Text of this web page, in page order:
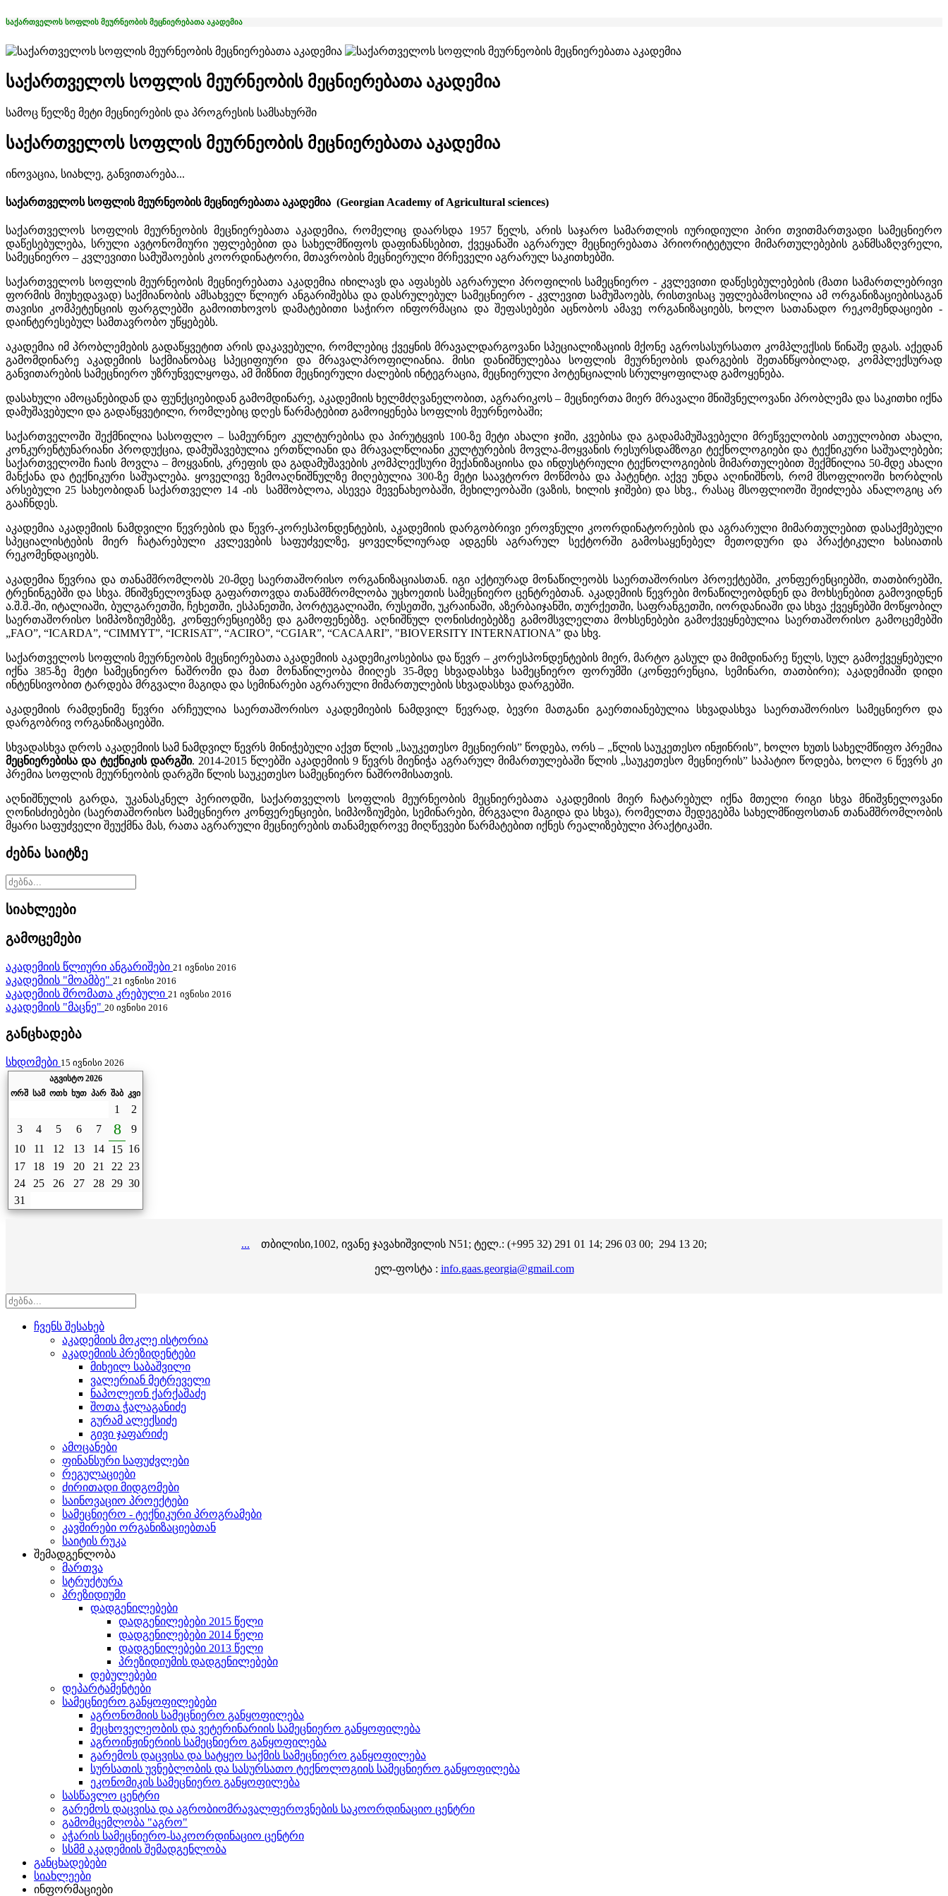
საქართველოს სოფლის მეურნეობის მეცნიერებათა აკადემია
საქართველოს სოფლის მეურნეობის მეცნიერებათა აკადემია
სამოც წელზე მეტი მეცნიერების და პროგრესის სამსახურში
საქართველოს სოფლის მეურნეობის მეცნიერებათა აკადემია
ინოვაცია, სიახლე, განვითარება...
საქართველოს სოფლის მეურნეობის მეცნიერებათა აკადემია (Georgian Academy of Agricultural sciences)
საქართველოს სოფლის მეურნეობის მეცნიერებათა აკადემია, რომელიც დაარსდა 1957 წელს, არის საჯარო სამართლის იურიდიული პირი თვითმართვადი სამეცნიერო
დაწესებულება, სრული ავტონომიური უფლებებით და სახელმწიფოს დაფინანსებით, ქვეყანაში აგრარულ მეცნიერებათა პრიორიტეტული მიმართულებების განმსაზღვრელი,
სამეცნიერო – კვლევითი სამუშაოების კოორდინატორი, მთავრობის მეცნიერული მრჩეველი აგრარულ საკითხებში.
საქართველოს სოფლის მეურნეობის მეცნიერებათა აკადემია იხილავს და აფასებს აგრარული პროფილის სამეცნიერო - კვლევითი დაწესებულებების (მათი სამართლებრივი
ფორმის მიუხედავად) საქმიანობის ამსახველ წლიურ ანგარიშებსა და დასრულებულ სამეცნიერო - კვლევით სამუშაოებს, რისთვისაც უფლებამოსილია ამ ორგანიზაციებისაგან
თავისი კომპეტენციის ფარგლებში გამოითხოვოს დამატებითი საჭირო ინფორმაცია და შეფასებები აცნობოს ამავე ორგანიზაციებს, ხოლო სათანადო რეკომენდაციები -
დაინტერესებულ სამთავრობო უწყებებს.
აკადემია იმ პრობლემების გადაწყვეტით არის დაკავებული, რომლებიც ქვეყნის მრავალდარგოვანი სპეციალიზაციის მქონე აგროსასურსათო კომპლექსის წინაშე დგას. აქედან
გამომდინარე აკადემიის საქმიანობაც სპეციფიური და მრავალპროფილიანია. მისი დანიშნულებაა სოფლის მეურნეობის დარგების შეთანწყობილად, კომპლექსურად
განვითარების სამეცნიერო უზრუნველყოფა, ამ მიზნით მეცნიერული ძალების ინტეგრაცია, მეცნიერული პოტენციალის სრულყოფილად გამოყენება.
დასახული ამოცანებიდან და ფუნქციებიდან გამომდინარე, აკადემიის ხელმძღვანელობით, აგრარიკოს – მეცნიერთა მიერ მრავალი მნიშვნელოვანი პრობლემა და საკითხი იქნა
დამუშავებული და გადაწყვეტილი, რომლებიც დღეს წარმატებით გამოიყენება სოფლის მეურნეობაში;
საქართველოში შექმნილია სასოფლო – სამეურნეო კულტურებისა და პირუტყვის 100-ზე მეტი ახალი ჯიში, კვებისა და გადამამუშავებელი მრეწველობის ათეულობით ახალი,
კონკურენტუნარიანი პროდუქცია, დამუშავებულია ერთწლიანი და მრავალწლიანი კულტურების მოვლა-მოყვანის რესურსდამზოგი ტექნოლოგიები და ტექნიკური საშუალებები;
საქართველოში ჩაის მოვლა – მოყვანის, კრეფის და გადამუშავების კომპლექსური მექანიზაციისა და ინდუსტრიული ტექნოლოგიების მიმართულებით შექმნილია 50-მდე ახალი
მანქანა და ტექნიკური საშუალება. ყოველივე ზემოაღნიშნულზე მიღებულია 300-ზე მეტი საავტორო მოწმობა და პატენტი. აქვე უნდა აღინიშნოს, რომ მსოფლიოში ხორბლის
არსებული 25 სახეობიდან საქართველო 14 -ის სამშობლოა, ასევეა მევენახეობაში, მეხილეობაში (ვაზის, ხილის ჯიშები) და სხვ., რასაც მსოფლიოში შეიძლება ანალოგიც არ
გააჩნდეს.
აკადემია აკადემიის ნამდვილი წევრების და წევრ-კორესპონდენტების, აკადემიის დარგობრივი ეროვნული კოორდინატორების და აგრარული მიმართულებით დასაქმებული
სპეციალისტების მიერ ჩატარებული კვლევების საფუძველზე, ყოველწლიურად ადგენს აგრარულ სექტორში გამოსაყენებელ მეთოდური და პრაქტიკული ხასიათის
რეკომენდაციებს.
აკადემია წევრია და თანამშრომლობს 20-მდე საერთაშორისო ორგანიზაციასთან. იგი აქტიურად მონაწილეობს საერთაშორისო პროექტებში, კონფერენციებში, თათბირებში,
ტრენინგებში და სხვა. მნიშვნელოვნად გაფართოვდა თანამშრომლობა უცხოეთის სამეცნიერო ცენტრებთან. აკადემიის წევრები მონაწილეობდნენ და მოხსენებით გამოვიდნენ
ა.შ.შ.-ში, იტალიაში, ბულგარეთში, ჩეხეთში, ესპანეთში, პორტუგალიაში, რუსეთში, უკრაინაში, აზერბაიჯანში, თურქეთში, საფრანგეთში, იორდანიაში და სხვა ქვეყნებში მოწყობილ
საერთაშორისო სიმპოზიუმებზე, კონფერენციებზე და გამოფენებზე. აღნიშნულ ღონისძიებებზე გამომსვლელთა მოხსენებები გამოქვეყნებულია საერთაშორისო გამოცემებში
„FAO”, “ICARDA”, “CIMMYT”, “ICRISAT”, “ACIRO”, “CGIAR”, “CACAARI”, "BIOVERSITY INTERNATIONA” და სხვ.
საქართველოს სოფლის მეურნეობის მეცნიერებათა აკადემიის აკადემიკოსებისა და წევრ – კორესპონდენტების მიერ, მარტო გასულ და მიმდინარე წელს, სულ გამოქვეყნებული
იქნა 385-ზე მეტი სამეცნიერო ნაშრომი და მათ მონაწილეობა მიიღეს 35-მდე სხვადასხვა სამეცნიერო ფორუმში (კონფერენცია, სემინარი, თათბირი); აკადემიაში დიდი
ინტენსივობით ტარდება მრგვალი მაგიდა და სემინარები აგრარული მიმართულების სხვადასხვა დარგებში.
აკადემიის რამდენიმე წევრი არჩეულია საერთაშორისო აკადემიების ნამდვილ წევრად, ბევრი მათგანი გაერთიანებულია სხვადასხვა საერთაშორისო სამეცნიერო და
დარგობრივ ორგანიზაციებში.
სხვადასხვა დროს აკადემიის სამ ნამდვილ წევრს მინიჭებული აქვთ წლის „საუკეთესო მეცნიერის” წოდება, ორს – „წლის საუკეთესო ინჟინრის”, ხოლო ხუთს სახელმწიფო პრემია
მეცნიერებისა და ტექნიკის დარგში. 2014-2015 წლებში აკადემიის 9 წევრს მიენიჭა აგრარულ მიმართულებაში წლის „საუკეთესო მეცნიერის” საპატიო წოდება, ხოლო 6 წევრს კი
პრემია სოფლის მეურნეობის დარგში წლის საუკეთესო სამეცნიერო ნაშრომისათვის.
აღნიშნულის გარდა, უკანასკნელ პერიოდში, საქართველოს სოფლის მეურნეობის მეცნიერებათა აკადემიის მიერ ჩატარებულ იქნა მთელი რიგი სხვა მნიშვნელოვანი
ღონისძიებები (საერთაშორისო სამეცნიერო კონფერენციები, სიმპოზიუმები, სემინარები, მრგვალი მაგიდა და სხვა), რომელთა შედეგებმა სახელმწიფოსთან თანამშრომლობის
მყარი საფუძველი შეუქმნა მას, რათა აგრარული მეცნიერების თანამედროვე მიღწევები წარმატებით იქნეს რეალიზებული პრაქტიკაში.
ძებნა საიტზე
სიახლეები
გამოცემები
აკადემიის წლიური ანგარიშები 21 ივნისი 2016
აკადემიის "მოამბე" 21 ივნისი 2016
აკადემიის შრომათა კრებული 21 ივნისი 2016
აკადემიის "მაცნე" 20 ივნისი 2016
განცხადება
სხდომები 15 ივნისი 2026
აგვისტო 2026
ორშ სამ ოთხ ხუთ პარ შაბ კვი
1
2
3
4 5 6 7 8
9
10
11 12 13 14 15 16
17
18 19 20 21 22 23
24
25 26 27 28 29 30
31
... თბილისი,1002, ივანე ჯავახიშვილის N51; ტელ.: (+995 32) 291 01 14; 296 03 00; 294 13 20;
ელ-ფოსტა : info.gaas.georgia@gmail.com
ჩვენს შესახებ
აკადემიის მოკლე ისტორია
აკადემიის პრეზიდენტები
მიხეილ საბაშვილი
ვალერიან მეტრეველი
ნაპოლეონ ქარქაშაძე
შოთა ჭალაგანიძე
გურამ ალექსიძე
გივი ჯაფარიძე
ამოცანები
ფინანსური საფუძვლები
რეგულაციები
ძირითადი მიდგომები
საინოვაციო პროექტები
სამეცნიერო - ტექნიკური პროგრამები
კავშირები ორგანიზაციებთან
საიტის რუკა
შემადგენლობა
მართვა
სტრუქტურა
პრეზიდიუმი
დადგენილებები
დადგენილებები 2015 წელი
დადგენილებები 2014 წელი
დადგენილებები 2013 წელი
პრეზიდიუმის დადგენილებები
დებულებები
დეპარტამენტები
სამეცნიერო განყოფილებები
აგრონომიის სამეცნიერო განყოფილება
მეცხოველეობის და ვეტერინარიის სამეცნიერო განყოფილება
აგროინჟინერიის სამეცნიერო განყოფილება
გარემოს დაცვისა და სატყეო საქმის სამეცნიერო განყოფილება
სურსათის უვნებლობის და სასურსათო ტექნოლოგიის სამეცნიერო განყოფილება
ეკონომიკის სამეცნიერო განყოფილება
სასწავლო ცენტრი
გარემოს დაცვისა და აგრობიომრავალფეროვნების საკოორდინაციო ცენტრი
გამომცემლობა "აგრო"
აჭარის სამეცნიერო-საკოორდინაციო ცენტრი
სსმმ აკადემიის შემადგენლობა
განცხადებები
სიახლეები
ინფორმაციები